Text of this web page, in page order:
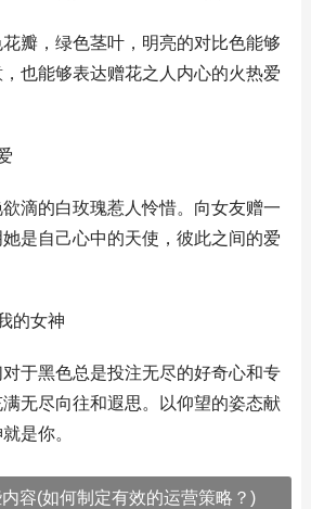
瓣，绿色茎叶，明亮的对比色能够
也能够表达赠花之人内心的火热爱
滴的白玫瑰惹人怜惜。向女友赠一
是自己心中的天使，彼此之间的爱
的女神
于黑色总是投注无尽的好奇心和专
无尽向往和遐思。以仰望的姿态献
是你。
容(如何制定有效的运营策略？)